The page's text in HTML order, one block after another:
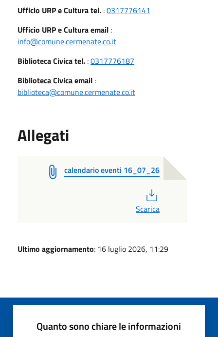
Ufficio URP e Cultura tel. :0317776141
Ufficio URP e Cultura email :
info@comune.cermenate.co.it
Biblioteca Civica tel. :0317776187
Biblioteca Civica email :
biblioteca@comune.cermenate.co.it
Allegati
calendario eventi 16_07_26
Scarica
Ultimo aggiornamento: 16 luglio 2026, 11:29
Quanto sono chiare le informazioni